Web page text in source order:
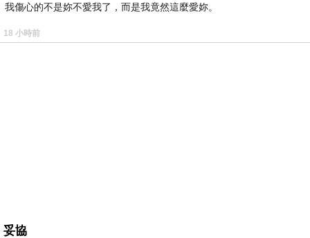
我傷心的不是妳不愛我了，而是我竟然這麼愛妳。
18 小時前
妥協